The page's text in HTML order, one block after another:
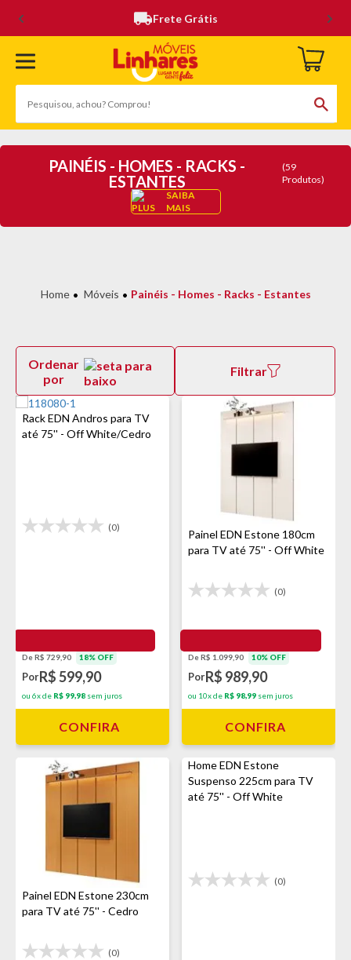
Frete Grátis
PAINÉIS - HOMES - RACKS -
ESTANTES
(59
Produtos)
SAIBA
MAIS
Móveis Painéis - Homes - Racks - Estantes
Ordenar
por
Filtrar
Rack EDN Andros para TV
até 75'' - Off White/Cedro
(0)
De R$ 729,90 18% OFF
PorR$ 599,90
ou 6x de R$ 99,98 sem juros
CONFIRA
Painel EDN Estone 180cm
para TV até 75'' - Off White
(0)
De R$ 1.099,90 10% OFF
PorR$ 989,90
ou 10x de R$ 98,99 sem juros
CONFIRA
Painel EDN Estone 230cm
para TV até 75'' - Cedro
(0)
Home EDN Estone
Suspenso 225cm para TV
até 75'' - Off White
(0)